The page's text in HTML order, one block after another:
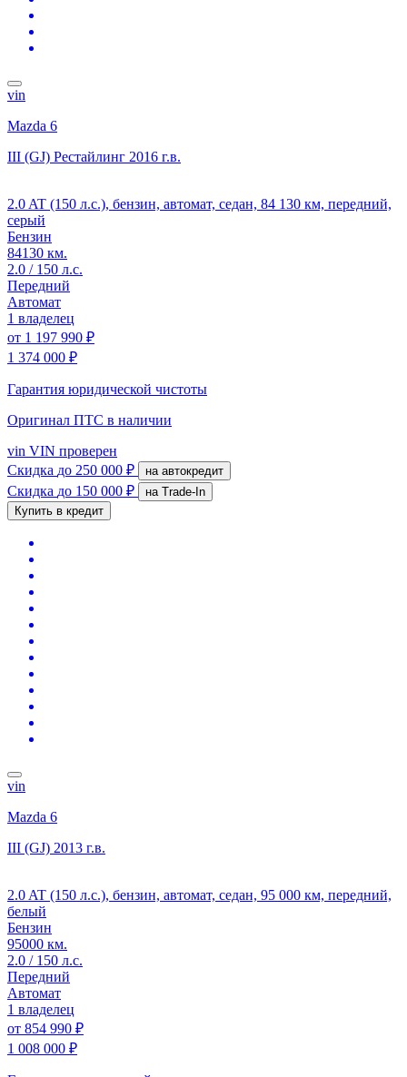
vin
Mazda 6
III (GJ) Рестайлинг 2016 г.в.
2.0 AT (150 л.с.), бензин, автомат, седан, 84 130 км, передний,
серый
Бензин
84130 км.
2.0 / 150 л.с.
Передний
Автомат
1 владелец
от 1 197 990 ₽
1 374 000 ₽
Гарантия юридической чистоты
Оригинал ПТС в наличии
vin VIN проверен
Скидка до 250 000 ₽ на автокредит
Скидка до 150 000 ₽
на Trade-In
Купить в кредит
vin
Mazda 6
III (GJ) 2013 г.в.
2.0 AT (150 л.с.), бензин, автомат, седан, 95 000 км, передний,
белый
Бензин
95000 км.
2.0 / 150 л.с.
Передний
Автомат
1 владелец
от 854 990 ₽
1 008 000 ₽